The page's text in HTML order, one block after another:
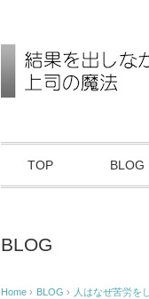
TOP BLOG
BLOG
Home › BLOG › 人はなぜ苦労を